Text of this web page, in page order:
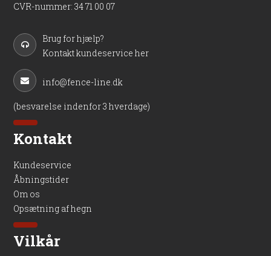
CVR-nummer: 34 71 00 07
Brug for hjælp?
Kontakt kundeservice her
info@fence-line.dk
(besvarelse indenfor 3 hverdage)
Kontakt
Kundeservice
Åbningstider
Om os
Opsætning af hegn
Vilkår